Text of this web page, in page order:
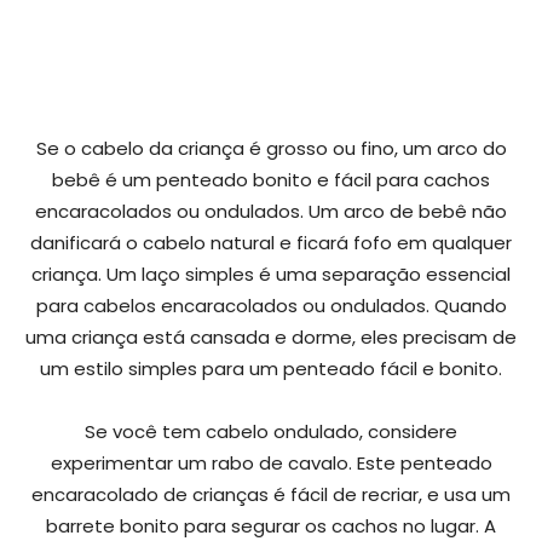
Se o cabelo da criança é grosso ou fino, um arco do
bebê é um penteado bonito e fácil para cachos
encaracolados ou ondulados. Um arco de bebê não
danificará o cabelo natural e ficará fofo em qualquer
criança. Um laço simples é uma separação essencial
para cabelos encaracolados ou ondulados. Quando
uma criança está cansada e dorme, eles precisam de
um estilo simples para um penteado fácil e bonito.
Se você tem cabelo ondulado, considere
experimentar um rabo de cavalo. Este penteado
encaracolado de crianças é fácil de recriar, e usa um
barrete bonito para segurar os cachos no lugar. A